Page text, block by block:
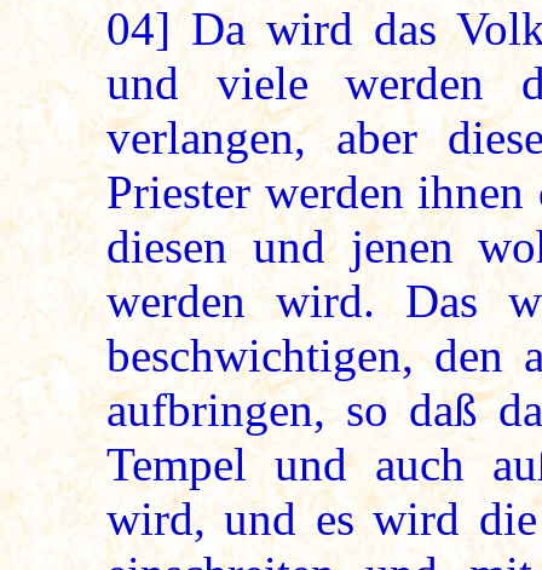
04] Da wird das
und viele werden
verlangen, aber
Priester werden
diesen und jenen
werden wird. Das
beschwichtigen, den
aufbringen, so daß
Tempel und auch
wird, und es wird die